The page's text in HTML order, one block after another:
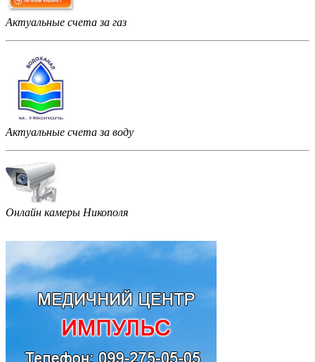
Актуальные счета за газ
Актуальные счета за воду
Онлайн камеры Никополя